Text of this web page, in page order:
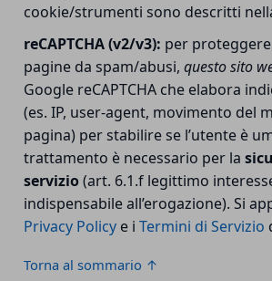
cookie/strumenti sono descritti
reCAPTCHA (v2/v3): per
pagine da spam/abusi, questo sito
Google reCAPTCHA che elabora
(es. IP, user-agent, movimento del
pagina) per stabilire se l’utente è
trattamento è necessario per la
servizio(art. 6.1.f legittimo
indispensabile all’erogazione). Si
Privacy Policy e i Termini di Servizio
Torna al sommario ↑